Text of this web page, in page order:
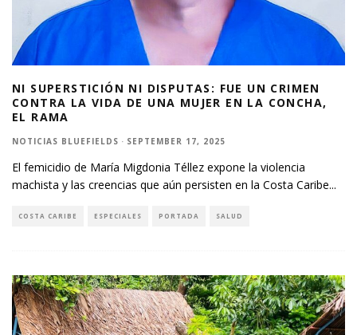
NI SUPERSTICIÓN NI DISPUTAS: FUE UN CRIMEN
CONTRA LA VIDA DE UNA MUJER EN LA CONCHA,
EL RAMA
NOTICIAS BLUEFIELDS · SEPTEMBER 17, 2025
El femicidio de María Migdonia Téllez expone la violencia
machista y las creencias que aún persisten en la Costa Caribe...
COSTA CARIBE ESPECIALES PORTADA SALUD